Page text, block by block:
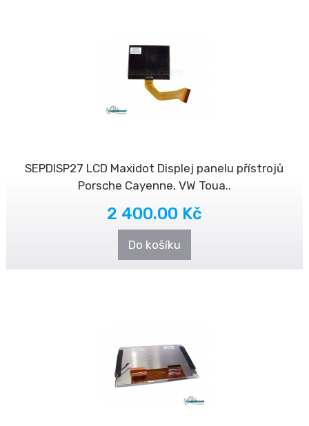
SEPDISP27 LCD Maxidot Displej panelu přístrojů
Porsche Cayenne, VW Toua..
2 400.00 Kč
Do košíku